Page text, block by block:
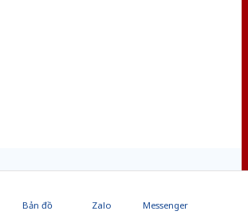
Bản đồ Zalo Messenger